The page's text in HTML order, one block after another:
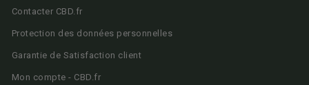
Contacter CBD.fr
Protection des données personnelles
Garantie de Satisfaction client
Mon compte - CBD.fr